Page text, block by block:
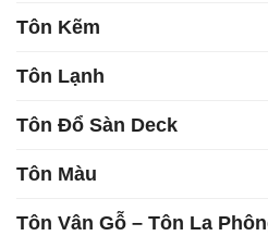
Tôn Kẽm
Tôn Lạnh
Tôn Đổ Sàn Deck
Tôn Màu
Tôn Vân Gỗ – Tôn La